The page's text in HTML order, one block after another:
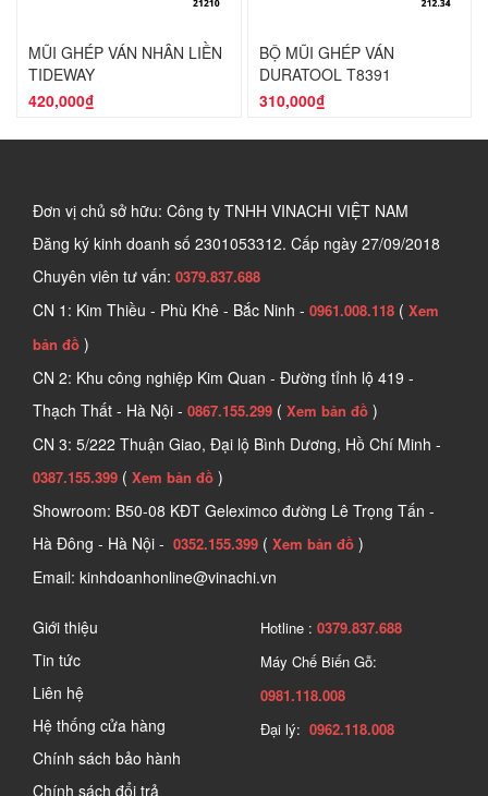
MŨI GHÉP VÁN NHÂN LIỀN
TIDEWAY
420,000₫
BỘ MŨI GHÉP VÁN
DURATOOL T8391
310,000₫
Đơn vị chủ sở hữu: Công ty TNHH VINACHI VIỆT NAM
Đăng ký kinh doanh số 2301053312. Cấp ngày 27/09/2018
Chuyên viên tư vấn: 0379.837.688
CN 1: Kim Thiều - Phù Khê - Bắc Ninh - 0961.008.118 ( Xem
bản đồ )
CN 2: Khu công nghiệp Kim Quan - Đường tỉnh lộ 419 -
Thạch Thất - Hà Nội - 0867.155.299 ( Xem bản đồ )
CN 3: 5/222 Thuận Giao, Đại lộ Bình Dương, Hồ Chí Minh -
0387.155.399 ( Xem bản đồ )
Showroom: B50-08 KĐT Geleximco đường Lê Trọng Tấn -
Hà Đông - Hà Nội - 0352.155.399 ( Xem bản đồ )
Email: kinhdoanhonline@vinachi.vn
Giới thiệu
Tin tức
Liên hệ
Hệ thống cửa hàng
Chính sách bảo hành
Chính sách đổi trả
Hotline : 0379.837.688
Máy Chế Biến Gỗ:
0981.118.008
Đại lý: 0962.118.008